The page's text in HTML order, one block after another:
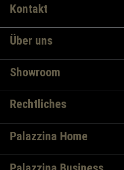
Kontakt
Über uns
Showroom
Rechtliches
Palazzina Home